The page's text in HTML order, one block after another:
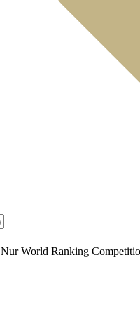
Nur World Ranking